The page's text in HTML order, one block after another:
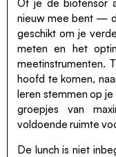
Of je de biotensor
nieuw mee bent —
geschikt om je
meten en het
meetinstrumenten.
hoofd te komen,
leren stemmen op
groepjes van
voldoende ruimte
De lunch is niet